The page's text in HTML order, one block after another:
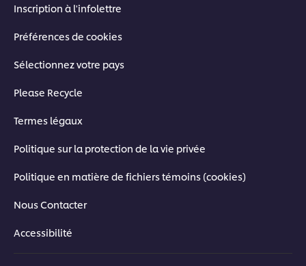
Inscription à l'infolettre
Préférences de cookies
Sélectionnez votre pays
Please Recycle
Termes légaux
Politique sur la protection de la vie privée
Politique en matière de fichiers témoins (cookies)
Nous Contacter
Accessibilité